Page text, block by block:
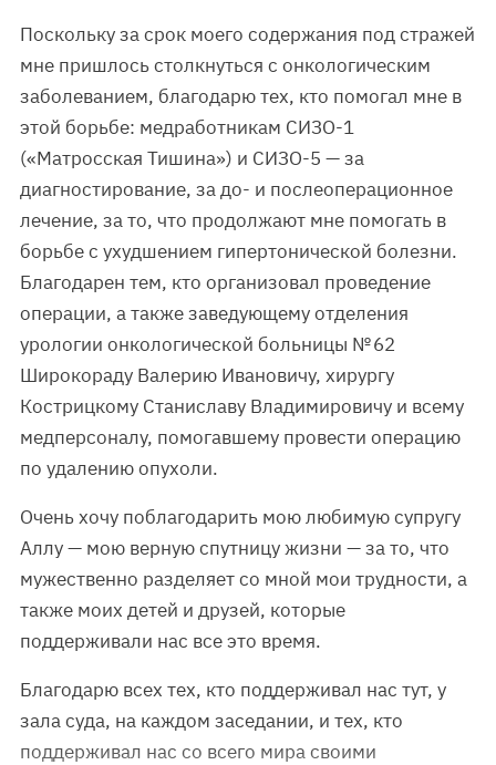
Поскольку за срок моего содержания под стражей
мне пришлось столкнуться с онкологическим
заболеванием, благодарю тех, кто помогал мне в
этой борьбе: медработникам СИЗО-1
(«Матросская Тишина») и СИЗО-5 — за
диагностирование, за до- и послеоперационное
лечение, за то, что продолжают мне помогать в
борьбе с ухудшением гипертонической болезни.
Благодарен тем, кто организовал проведение
операции, а также заведующему отделения
урологии онкологической больницы № 62
Широкораду Валерию Ивановичу, хирургу
Кострицкому Станиславу Владимировичу и всему
медперсоналу, помогавшему провести операцию
по удалению опухоли.
Очень хочу поблагодарить мою любимую супругу
Аллу — мою верную спутницу жизни — за то, что
мужественно разделяет со мной мои трудности, а
также моих детей и друзей, которые
поддерживали нас все это время.
Благодарю всех тех, кто поддерживал нас тут, у
зала суда, на каждом заседании, и тех, кто
поддерживал нас со всего мира своими